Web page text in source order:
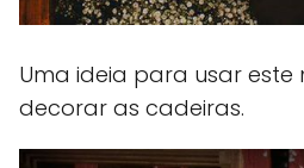
Uma ideia para usar
decorar as cadeiras.